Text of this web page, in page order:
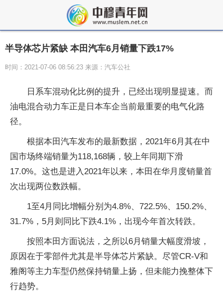
半导体芯片紧缺 本田汽车6月销量下跌17%
时间：2021-07-06 08:56:23 来源：汽车公社
日系车混动化比例的提升，已经出现明显提速。而
油电混合动力车正是日本车企当前最重要的电气化路
径。
根据本田汽车发布的最新数据，2021年6月其在中
国市场终端销量为118,168辆，较上年同期下滑
17.0%。这也是进入2021年以来，本田在华月度销量首
次出现两位数跌幅。
1至4月同比增幅分别为4.8%、722.5%、150.2%、
31.7%，5月则同比下跌4.1%，出现今年首次转跌。
按照本田方面说法，之所以6月销量大幅度滑坡，
原因在于零部件尤其是半导体芯片紧缺。尽管CR-V和
雅阁等主力车型仍然保持销量上扬，但未能力挽整体下
行趋势。